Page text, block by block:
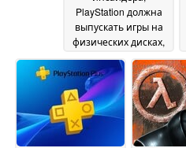
PlayStation должна
выпускать игры на
физических дисках,
иначе запуск PS6
закончится
провалом09 July 2026